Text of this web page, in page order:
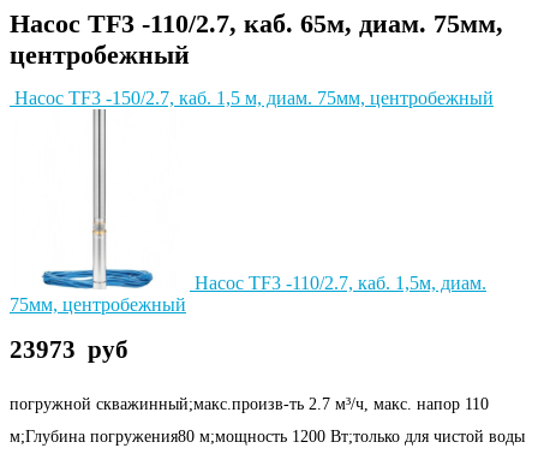
Насос TF3 -110/2.7, каб. 65м, диам. 75мм,
центробежный
Насос TF3 -150/2.7, каб. 1,5 м, диам. 75мм, центробежный
Насос TF3 -110/2.7, каб. 1,5м, диам.
75мм, центробежный
23973 руб
погружной скважинный;макс.произв-ть 2.7 м³/ч, макс. напор 110
м;Глубина погружения80 м;мощность 1200 Вт;только для чистой воды